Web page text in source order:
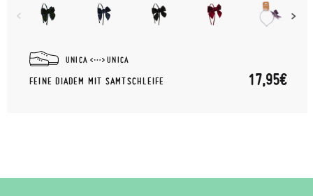
UNICA UNICA
FEINE DIADEM MIT SAMTSCHLEIFE 17,95€